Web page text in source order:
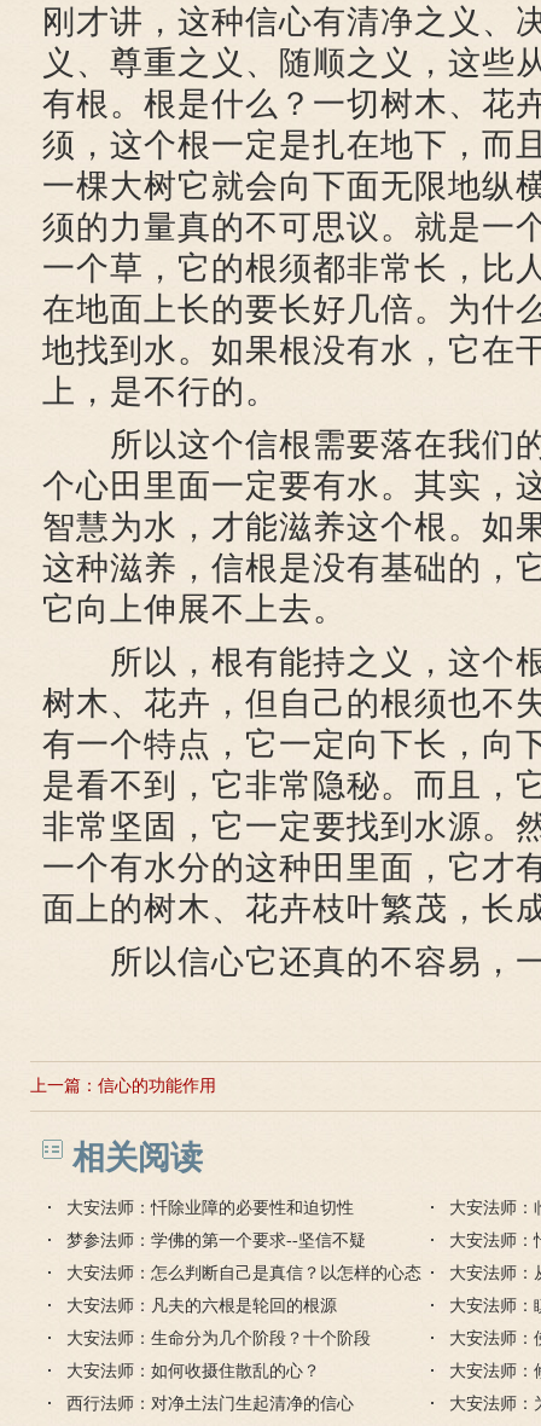
刚才讲，这种信心有清净之义、
义、尊重之义、随顺之义，这些
有根。根是什么？一切树木、花
须，这个根一定是扎在地下，而
一棵大树它就会向下面无限地纵
须的力量真的不可思议。就是一
一个草，它的根须都非常长，比
在地面上长的要长好几倍。为什
地找到水。如果根没有水，它在
上，是不行的。
所以这个信根需要落在我们
个心田里面一定要有水。其实，
智慧为水，才能滋养这个根。如
这种滋养，信根是没有基础的，
它向上伸展不上去。
所以，根有能持之义，这个
树木、花卉，但自己的根须也不
有一个特点，它一定向下长，向
是看不到，它非常隐秘。而且，
非常坚固，它一定要找到水源。
一个有水分的这种田里面，它才
面上的树木、花卉枝叶繁茂，长
所以信心它还真的不容易，
上一篇： 信心的功能作用
相关阅读
大安法师：忏除业障的必要性和迫切性
大安法师：
能否往生？
梦参法师：学佛的第一个要求--坚信不疑
大安法师：
大安法师：怎么判断自己是真信？以怎样的心态
面对爱情？
大安法师：
转吗？
大安法师：凡夫的六根是轮回的根源
大安法师：
怎么做？
大安法师：生命分为几个阶段？十个阶段
大安法师：
奉行？
大安法师：如何收摄住散乱的心？
大安法师：
西行法师：对净土法门生起清净的信心
大安法师：